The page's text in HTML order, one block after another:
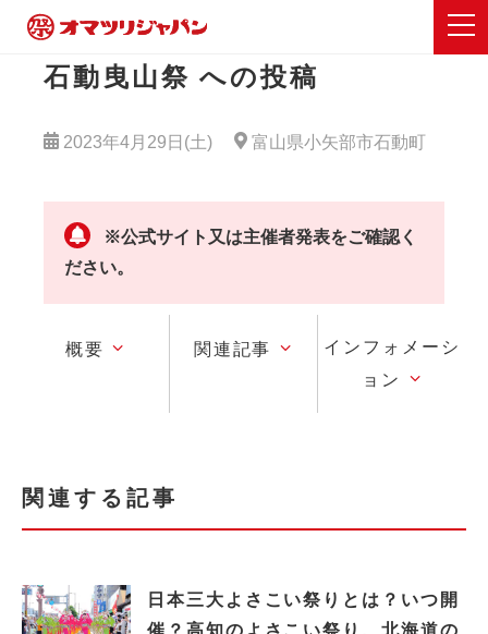
石動曳山祭 への投稿
2023年4月29日(土) 富山県小矢部市石動町
※公式サイト又は主催者発表をご確認く
ださい。
概要 関連記事
インフォメーシ
ョン
関連する記事
日本三大よさこい祭りとは？いつ開